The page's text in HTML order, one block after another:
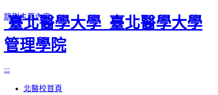
跳到主要內容
臺北醫學大學 臺北醫學大學
管理學院
:::
北醫校首頁